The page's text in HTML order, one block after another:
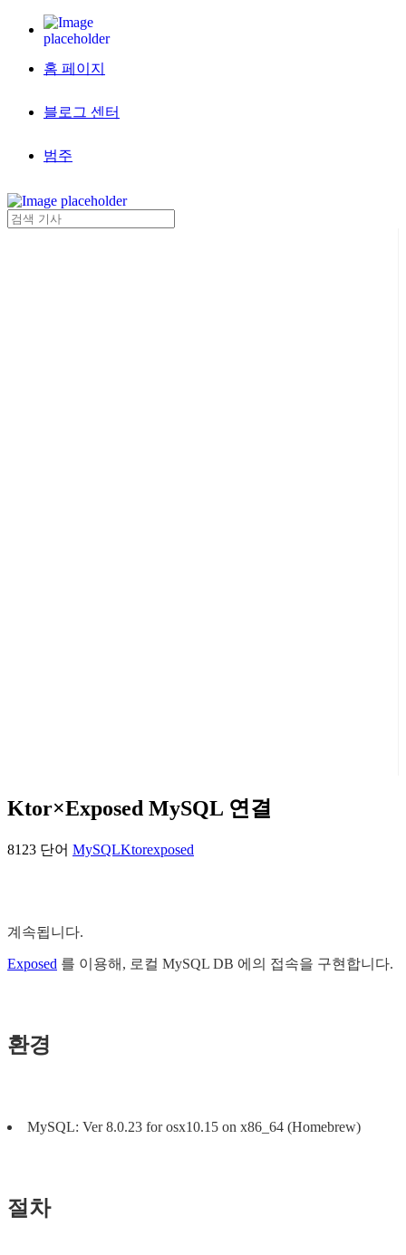
홈 페이지
블로그 센터
범주
Ktor×Exposed MySQL 연결
8123 단어 MySQLKtorexposed
계속됩니다.
Exposed 를 이용해, 로컬 MySQL DB 에의 접속을 구현합니다.
환경
MySQL: Ver 8.0.23 for osx10.15 on x86_64 (Homebrew)
절차